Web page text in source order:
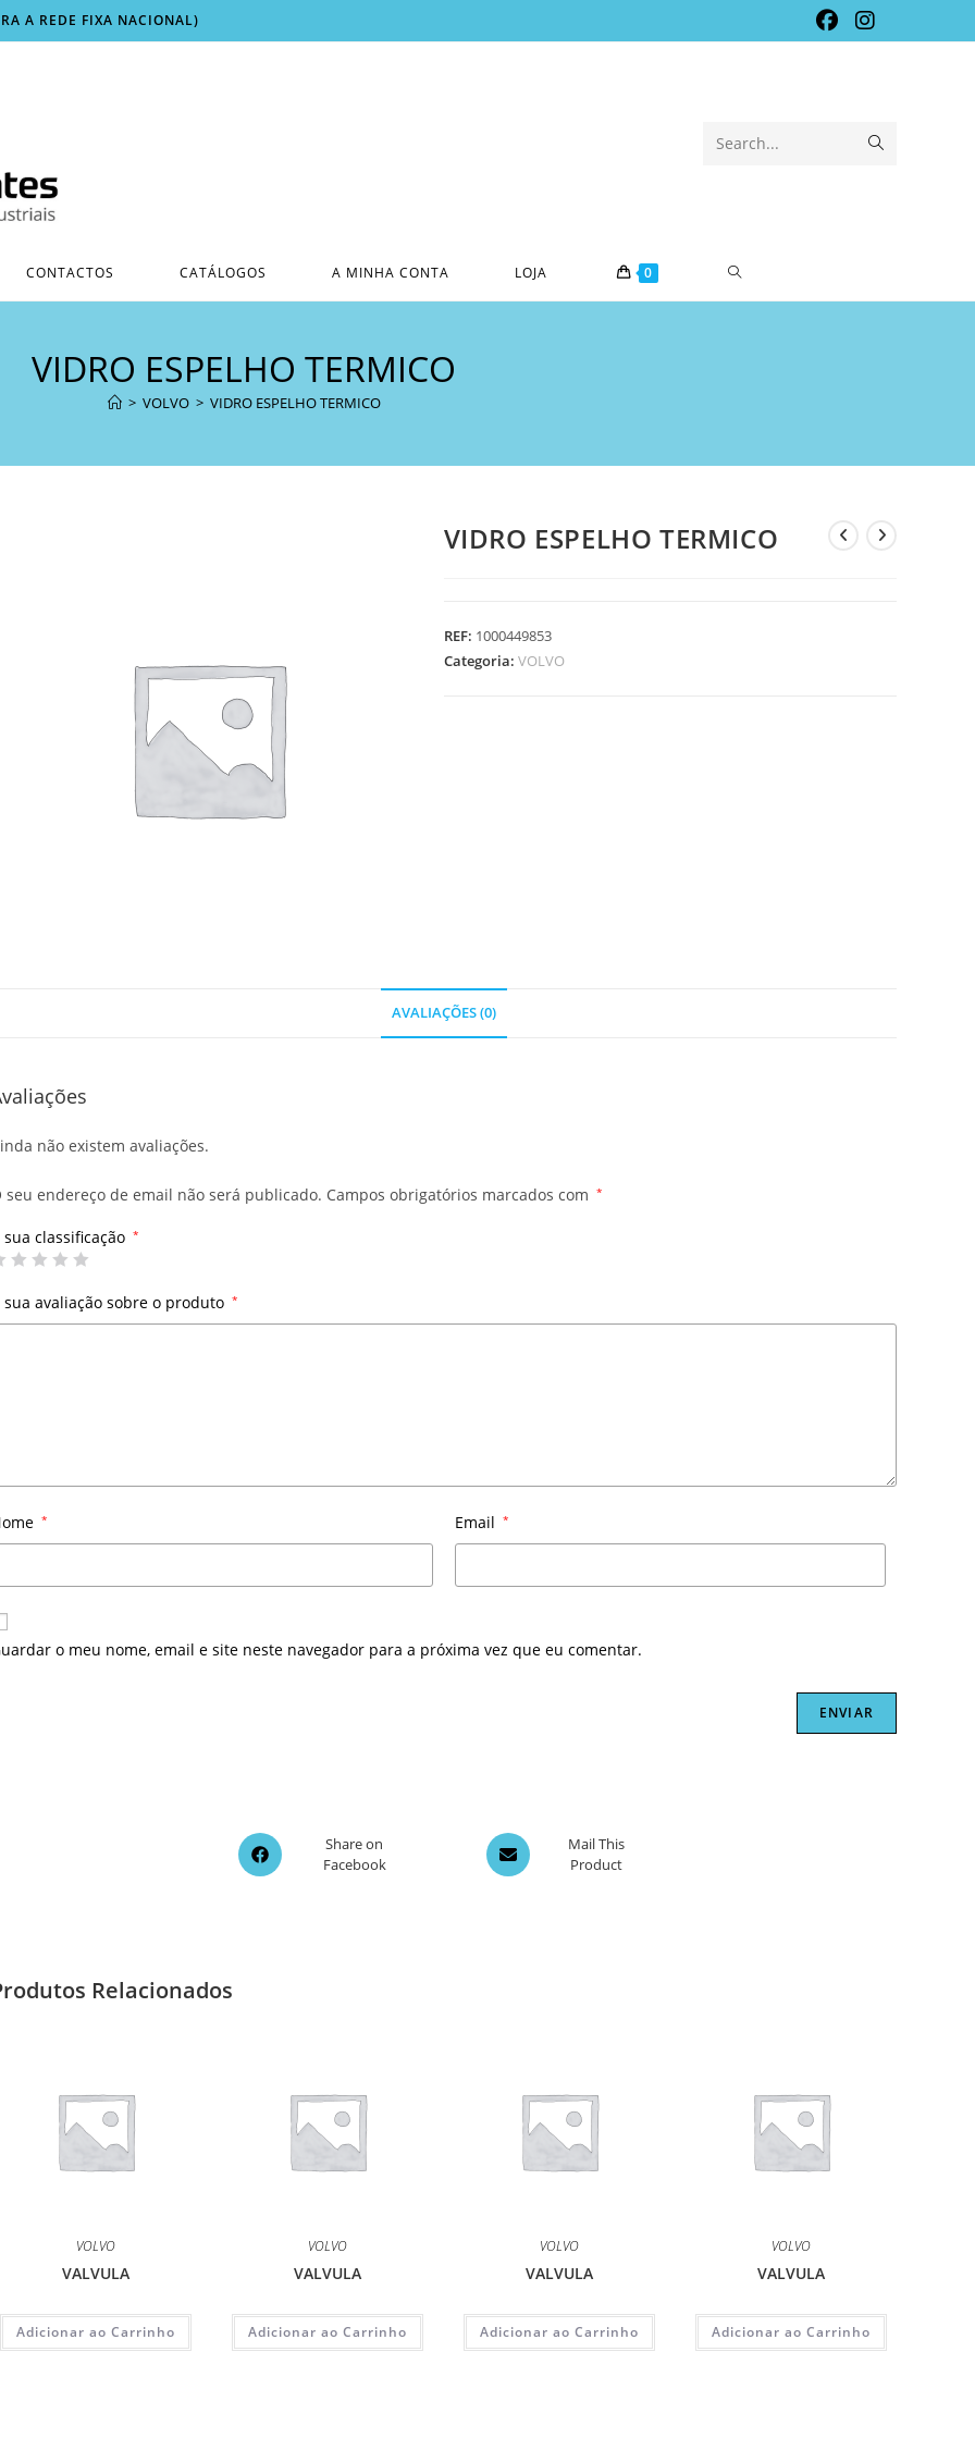
A REDE FIXA NACIONAL)
Search...
CONTACTOS CATÁLOGOS A MINHA CONTA LOJA 0 TOGGLE
VIDRO ESPELHO TERMICO
> VOLVO > VIDRO ESPELHO TERMICO
VIDRO ESPELHO TERMICO
REF: 1000449853
Categoria: VOLVO
AVALIAÇÕES (0)
não existem avaliações.
seu endereço de email não será publicado. Campos obrigatórios marcados com *
sua classificação *
sua avaliação sobre o produto *
* Email *
o meu nome, email e site neste navegador para a próxima vez que eu comentar.
Opens
in
Share on
Facebook
Opens
in
Mail This
Product
Relacionados
VOLVO
VALVULA
Adicionar ao Carrinho
VOLVO
VALVULA
Adicionar ao Carrinho
VOLVO
VALVULA
Adicionar ao Carrinho
VOLVO
VALVULA
Adicionar ao Carrinho